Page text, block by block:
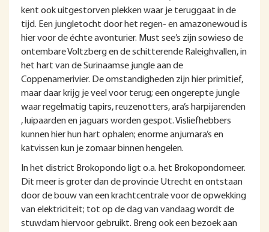
kent ook uitgestorven plekken waar je teruggaat in de
tijd. Een jungletocht door het regen- en amazonewoud is
hier voor de échte avonturier. Must see’s zijn sowieso de
ontembare Voltzberg en de schitterende Raleighvallen, in
het hart van de Surinaamse jungle aan de
Coppenamerivier. De omstandigheden zijn hier primitief,
maar daar krijg je veel voor terug; een ongerepte jungle
waar regelmatig tapirs, reuzenotters, ara’s harpijarenden
, luipaarden en jaguars worden gespot. Visliefhebbers
kunnen hier hun hart ophalen; enorme anjumara’s en
katvissen kun je zomaar binnen hengelen.
In het district Brokopondo ligt o.a. het Brokopondomeer.
Dit meer is groter dan de provincie Utrecht en ontstaan
door de bouw van een krachtcentrale voor de opwekking
van elektriciteit; tot op de dag van vandaag wordt de
stuwdam hiervoor gebruikt. Breng ook een bezoek aan